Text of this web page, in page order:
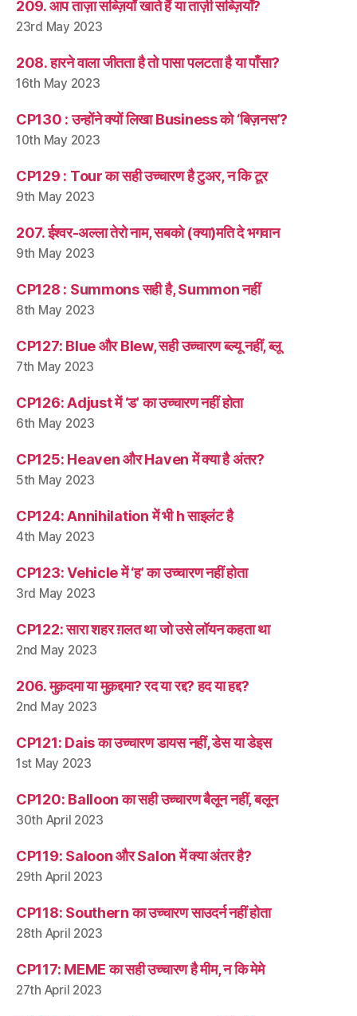
209. आप ताज़ा सब्ज़ियाँ खाते हैं या ताज़ी सब्ज़ियाँ?
23rd May 2023
208. हारने वाला जीतता है तो पासा पलटता है या पाँसा?
16th May 2023
CP130 : उन्होंने क्यों लिखा Business को ‘बिज़नस’?
10th May 2023
CP129 : Tour का सही उच्चारण है टुअर, न कि टूर
9th May 2023
207. ईश्वर-अल्ला तेरो नाम, सबको (क्या)मति दे भगवान
9th May 2023
CP128 : Summons सही है, Summon नहीं
8th May 2023
CP127: Blue और Blew, सही उच्चारण ब्ल्यू नहीं, ब्लू
7th May 2023
CP126: Adjust में ‘ड’ का उच्चारण नहीं होता
6th May 2023
CP125: Heaven और Haven में क्या है अंतर?
5th May 2023
CP124: Annihilation में भी h साइलंट है
4th May 2023
CP123: Vehicle में ‘ह’ का उच्चारण नहीं होता
3rd May 2023
CP122: सारा शहर ग़लत था जो उसे लॉयन कहता था
2nd May 2023
206. मुक़दमा या मुक़द्दमा? रद या रद्द? हद या हद्द?
2nd May 2023
CP121: Dais का उच्चारण डायस नहीं, डेस या डेइस
1st May 2023
CP120: Balloon का सही उच्चारण बैलून नहीं, बलून
30th April 2023
CP119: Saloon और Salon में क्या अंतर है?
29th April 2023
CP118: Southern का उच्चारण साउदर्न नहीं होता
28th April 2023
CP117: MEME का सही उच्चारण है मीम, न कि मेमे
27th April 2023